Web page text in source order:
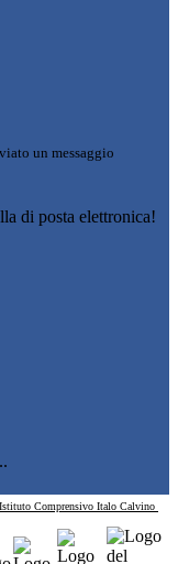
un messaggio
di posta elettronica!
Istituto Comprensivo Italo Calvino